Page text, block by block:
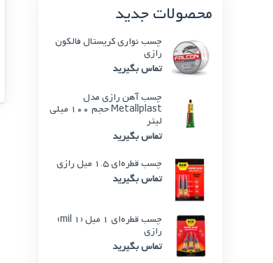
محصولات جدید
چسب نواری کریستال فالکون
رازی
تماس بگیرید
چسب آهن رازی مدل
Metallplast حجم 100 میلی
لیتر
تماس بگیرید
چسب قطره‌ای 1.5 میل رازی
تماس بگیرید
چسب قطره‌ای 1 میل (1 mil)
رازی
تماس بگیرید